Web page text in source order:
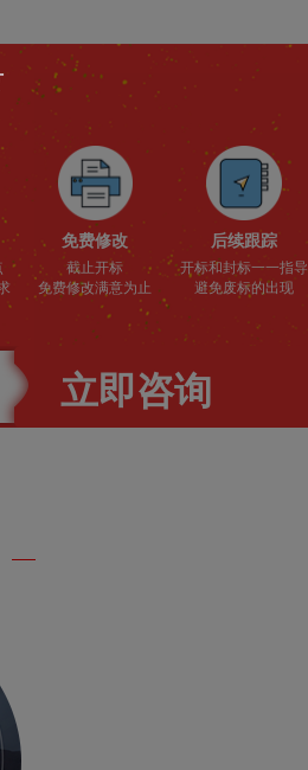
免费修改
截止开标
免费修改满意为止
后续跟踪
开标和封标一一指导
避免废标的出现
立即咨询